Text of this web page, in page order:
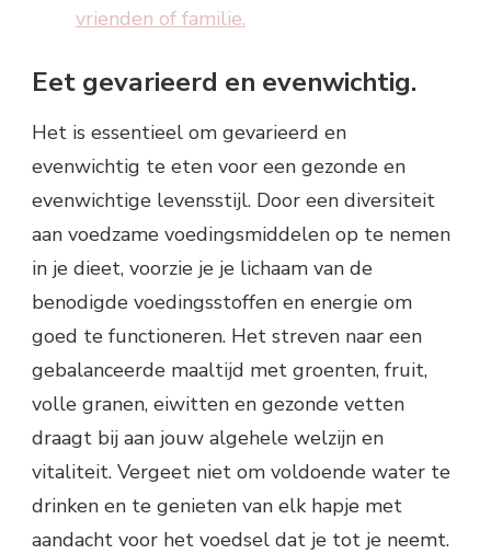
vrienden of familie.
Eet gevarieerd en evenwichtig.
Het is essentieel om gevarieerd en
evenwichtig te eten voor een gezonde en
evenwichtige levensstijl. Door een diversiteit
aan voedzame voedingsmiddelen op te nemen
in je dieet, voorzie je je lichaam van de
benodigde voedingsstoffen en energie om
goed te functioneren. Het streven naar een
gebalanceerde maaltijd met groenten, fruit,
volle granen, eiwitten en gezonde vetten
draagt bij aan jouw algehele welzijn en
vitaliteit. Vergeet niet om voldoende water te
drinken en te genieten van elk hapje met
aandacht voor het voedsel dat je tot je neemt.